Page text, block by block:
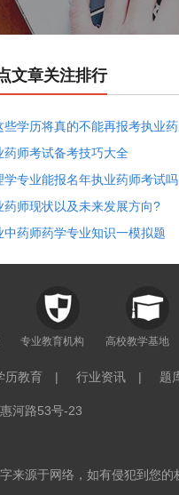
文章关注排行
些学历将真的不能再报考执业
药师考试备考技巧大全
学专业能报名年执业药师考试吗
药师现状以及未来发展方向?
中药师药学专业知识一模拟题
专业教育机构 高校教学基地
历教育 | 行业资讯 | 题
河路53号-23
来源于网络，如有侵犯到您的